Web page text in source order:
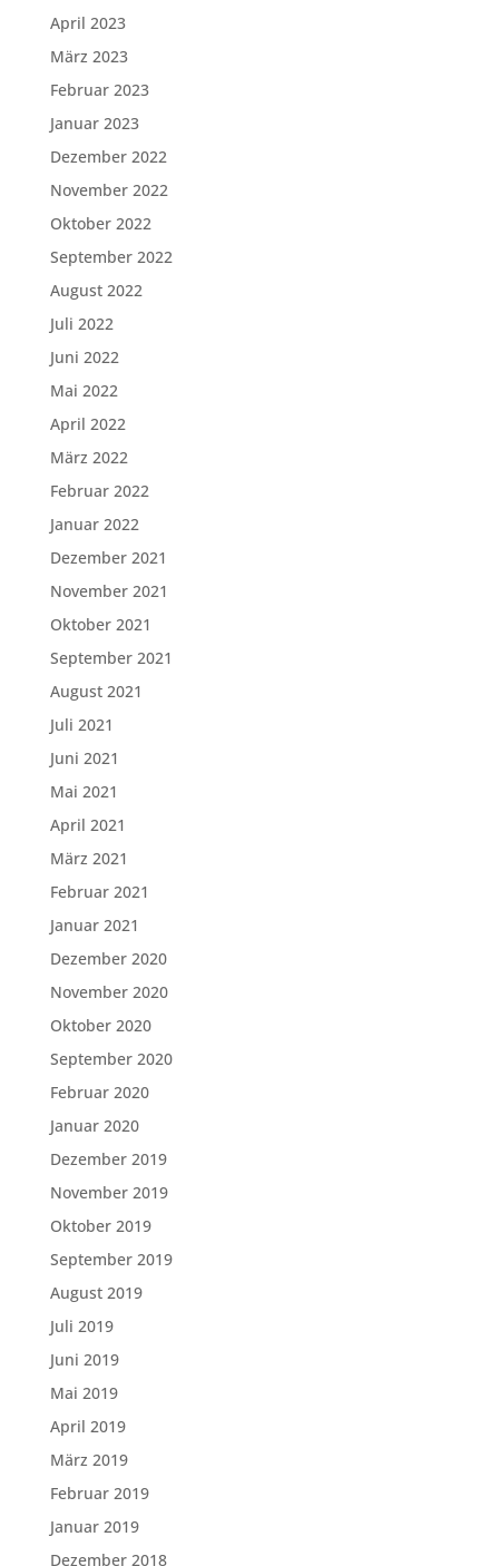
April 2023
März 2023
Februar 2023
Januar 2023
Dezember 2022
November 2022
Oktober 2022
September 2022
August 2022
Juli 2022
Juni 2022
Mai 2022
April 2022
März 2022
Februar 2022
Januar 2022
Dezember 2021
November 2021
Oktober 2021
September 2021
August 2021
Juli 2021
Juni 2021
Mai 2021
April 2021
März 2021
Februar 2021
Januar 2021
Dezember 2020
November 2020
Oktober 2020
September 2020
Februar 2020
Januar 2020
Dezember 2019
November 2019
Oktober 2019
September 2019
August 2019
Juli 2019
Juni 2019
Mai 2019
April 2019
März 2019
Februar 2019
Januar 2019
Dezember 2018